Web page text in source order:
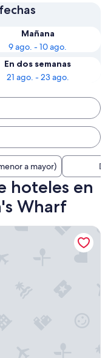
Mañana
9 ago. - 10 ago.
En dos semanas
21 ago. - 23 ago.
a mayor)
hoteles en
Wharf